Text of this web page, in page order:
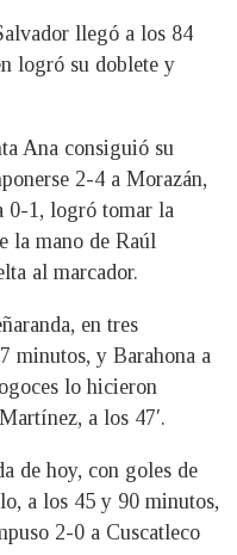
llegó a los 84
logró su doblete y
Ana consiguió su
2-4 a Morazán,
0-1, logró tomar la
la mano de Raúl
al marcador.
en tres
minutos, y Barahona a
lo hicieron
a los 47′.
de hoy, con goles de
a los 45 y 90 minutos,
2-0 a Cuscatleco